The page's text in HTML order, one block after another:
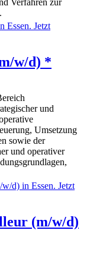
Verfahren zur
w/d) *
und
Umsetzung
sowie der
und operativer
(m/w/d)